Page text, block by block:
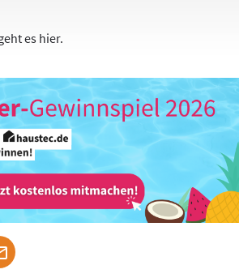
es hier.